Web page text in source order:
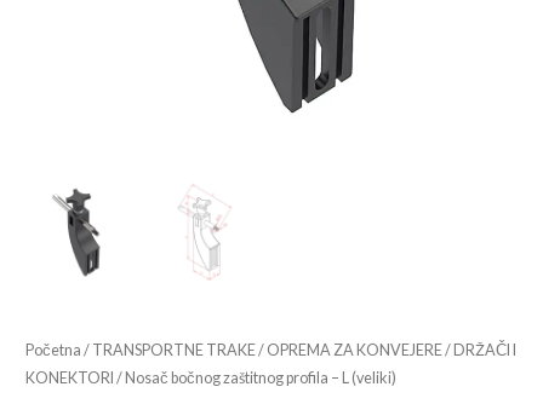
Početna / TRANSPORTNE TRAKE/ OPREMA ZA KONVEJERE/ DRŽAČI I
KONEKTORI / Nosač bočnog zaštitnog profila – L (veliki)